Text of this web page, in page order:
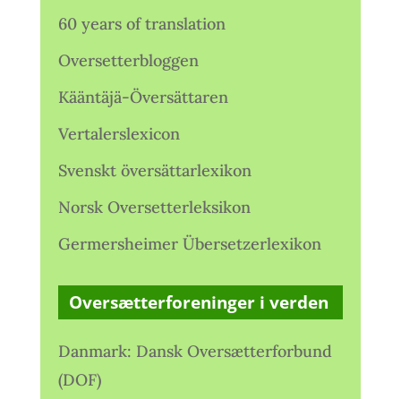
60 years of translation
Oversetterbloggen
Kääntäjä-Översättaren
Vertalerslexicon
Svenskt översättarlexikon
Norsk Oversetterleksikon
Germersheimer Übersetzerlexikon
Oversætterforeninger i verden
Danmark: Dansk Oversætterforbund
(DOF)